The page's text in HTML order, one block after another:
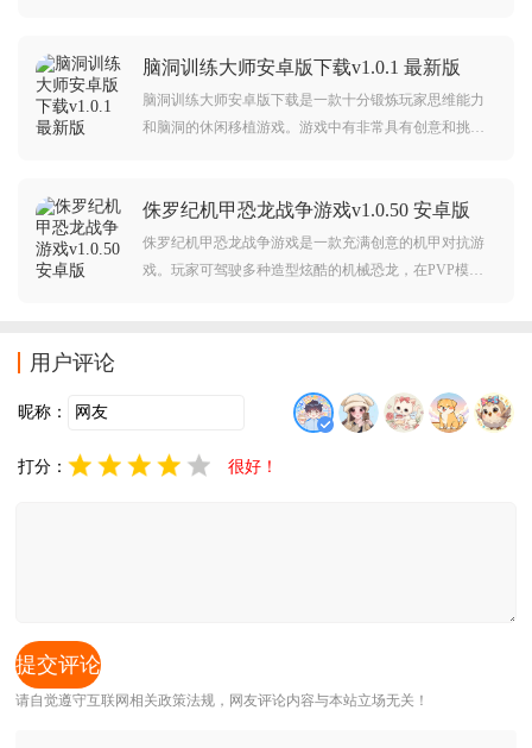
可以给予玩家超棒的游戏体验，喜欢弹射游戏的朋友赶
紧前来下载爽玩吧。
脑洞训练大师安卓版下载v1.0.1 最新版
脑洞训练大师安卓版下载是一款十分锻炼玩家思维能力
和脑洞的休闲移植游戏。游戏中有非常具有创意和挑战
和创造力来解决色问题。感兴趣的朋友不要错过了。
侏罗纪机甲恐龙战争游戏v1.0.50 安卓版
侏罗纪机甲恐龙战争游戏是一款充满创意的机甲对抗游
戏。玩家可驾驶多种造型炫酷的机械恐龙，在PVP模式
用户评论
昵称：
打分： 很好！
请自觉遵守互联网相关政策法规，网友评论内容与本站立场无关！